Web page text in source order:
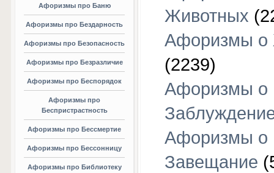
Афоризмы про Баню
Афоризмы про Бездарность
Афоризмы про Безопасность
Афоризмы про Безразличие
Афоризмы про Беспорядок
Афоризмы про
Беспристрастность
Афоризмы про Бессмертие
Афоризмы про Бессонницу
Афоризмы про Библиотеку
Животных
Афоризмы о
(2239)
Афоризмы о
Афоризмы о
Завещание